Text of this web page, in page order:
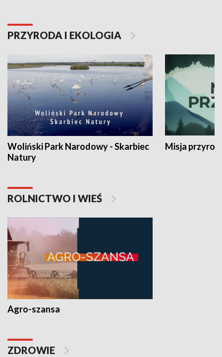
PRZYRODA I EKOLOGIA
Woliński Park Narodowy - Skarbiec
Natury
Misja
ROLNICTWO I WIEŚ
Agro-szansa
ZDROWIE